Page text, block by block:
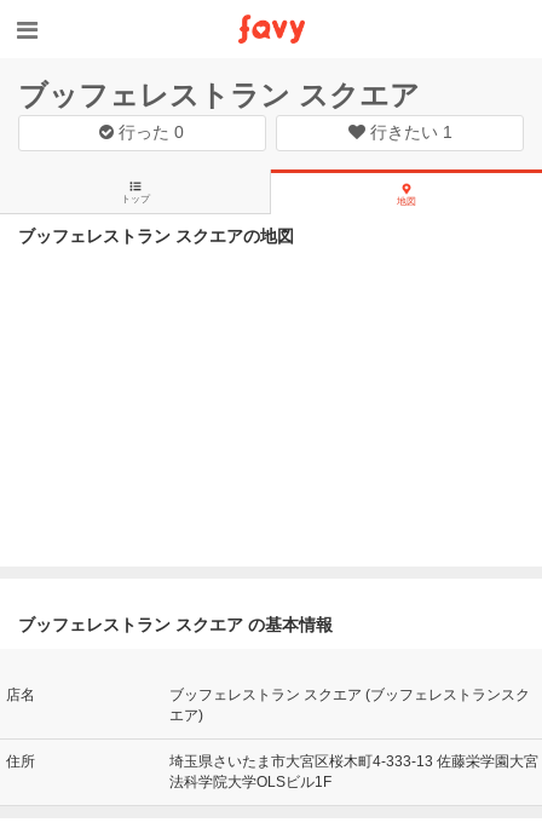
ブッフェレストラン スクエア
行った0 行きたい 1
トップ 地図
ブッフェレストラン スクエアの地図
ブッフェレストラン スクエア の基本情報
店名
ブッフェレストラン スクエア (ブッフェレストランスク
エア)
住所
埼玉県さいたま市大宮区桜木町4-333-13 佐藤栄学園大宮
法科学院大学OLSビル1F